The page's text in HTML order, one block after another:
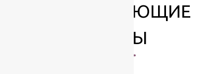
СОПУТСТВУЮЩИЕ
ТОВАРЫ